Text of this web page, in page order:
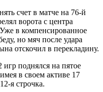
счет в матче на 76-й
ворота с центра
в компенсированное
но мяч после удара
отскочил в перекладину.
поднялся на пятое
в своем активе 17
я строчка.